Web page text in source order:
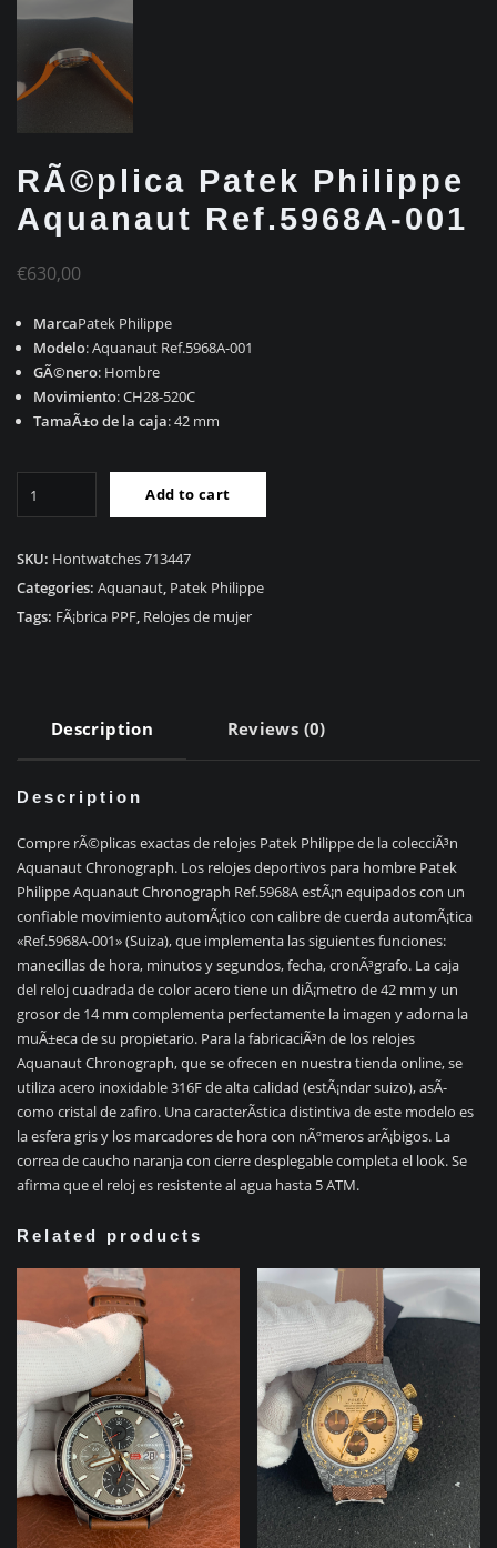
RÃ©plica Patek Philippe
Aquanaut Ref.5968A-001
€630,00
MarcaPatek Philippe
Modelo: Aquanaut Ref.5968A-001
GÃ©nero: Hombre
Movimiento: CH28-520C
TamaÃ±o de la caja: 42 mm
Aquanaut
Ref.5968A-
quantity
Add to cart
SKU: Hontwatches 713447
Categories: Aquanaut, Patek Philippe
Tags: FÃ¡brica PPF, Relojes de mujer
Description Reviews (0)
Description
Compre rÃ©plicas exactas de relojes Patek Philippe de la colecciÃ³n
Aquanaut Chronograph. Los relojes deportivos para hombre Patek
Philippe Aquanaut Chronograph Ref.5968A estÃ¡n equipados con un
confiable movimiento automÃ¡tico con calibre de cuerda automÃ¡tica
«Ref.5968A-001» (Suiza), que implementa las siguientes funciones:
manecillas de hora, minutos y segundos, fecha, cronÃ³grafo. La caja
del reloj cuadrada de color acero tiene un diÃ¡metro de 42 mm y un
grosor de 14 mm complementa perfectamente la imagen y adorna la
muÃ±eca de su propietario. Para la fabricaciÃ³n de los relojes
Aquanaut Chronograph, que se ofrecen en nuestra tienda online, se
utiliza acero inoxidable 316F de alta calidad (estÃ¡ndar suizo), asÃ­
como cristal de zafiro. Una caracterÃ­stica distintiva de este modelo es
la esfera gris y los marcadores de hora con nÃºmeros arÃ¡bigos. La
correa de caucho naranja con cierre desplegable completa el look. Se
afirma que el reloj es resistente al agua hasta 5 ATM.
Related products